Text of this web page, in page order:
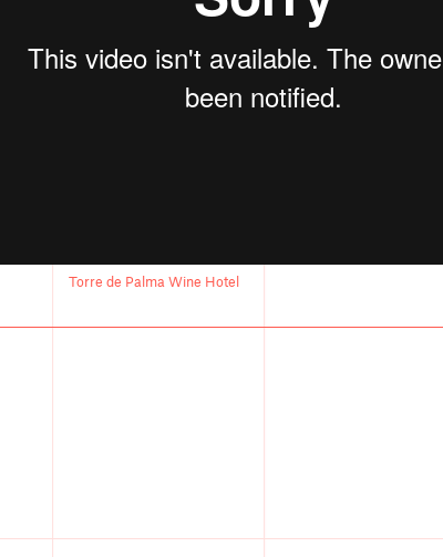
Torre de Palma Wine Hotel